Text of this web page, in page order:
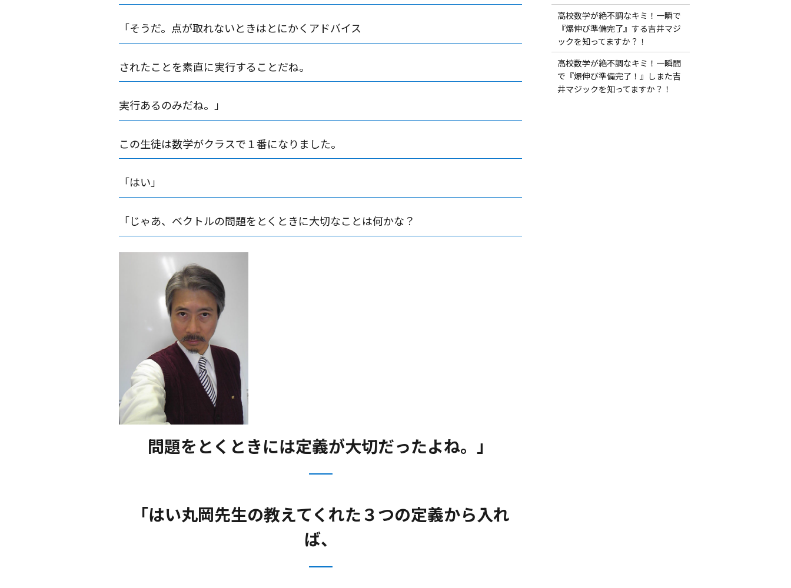
「そうだ。点が取れないときはとにかくアドバイス
されたことを素直に実行することだね。
実行あるのみだね。」
この生徒は数学がクラスで１番になりました。
「はい」
「じゃあ、ベクトルの問題をとくときに大切なことは何かな？
問題をとくときには定義が大切だったよね。」
「はい丸岡先生の教えてくれた３つの定義から入れ
ば、
高校数学が絶不調なキミ！一瞬で
『爆伸び準備完了』する吉井マジ
ックを知ってますか？！
高校数学が絶不調なキミ！一瞬間
で『爆伸び準備完了！』しまた吉
井マジックを知ってますか？！